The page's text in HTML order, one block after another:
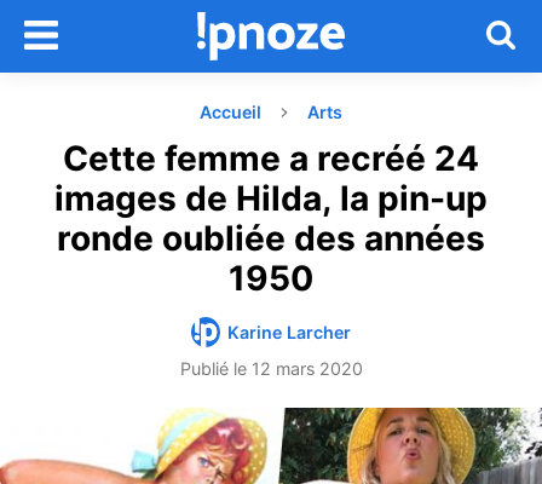
Accueil Arts
Cette femme a recréé 24
images de Hilda, la pin-up
ronde oubliée des années
1950
Karine Larcher
Publié le 12 mars 2020